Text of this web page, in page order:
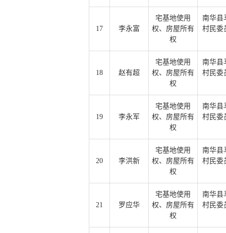
17 李永富
宅基地使用
权、房屋所有
权
南华县
村民委
18 赵有超
宅基地使用
权、房屋所有
权
南华县
村民委
19 李永军
宅基地使用
权、房屋所有
权
南华县
村民委
20 李洪新
宅基地使用
权、房屋所有
权
南华县
村民委
21 罗应华
宅基地使用
权、房屋所有
权
南华县
村民委